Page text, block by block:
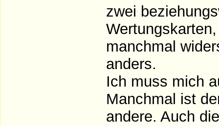
zwei
manchmal
anders.
Ich muss mich
Manchmal ist
andere. Auch